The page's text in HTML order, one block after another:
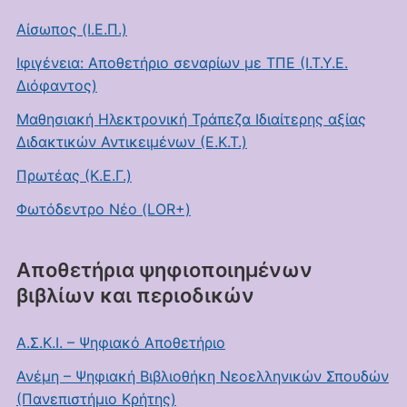
Αίσωπος (Ι.Ε.Π.)
Ιφιγένεια: Αποθετήριο σεναρίων με ΤΠΕ (Ι.Τ.Υ.Ε.
Διόφαντος)
Μαθησιακή Ηλεκτρονική Τράπεζα Ιδιαίτερης αξίας
Διδακτικών Αντικειμένων (Ε.Κ.Τ.)
Πρωτέας (Κ.Ε.Γ.)
Φωτόδεντρο Νέο (LOR+)
Αποθετήρια ψηφιοποιημένων
βιβλίων και περιοδικών
Α.Σ.Κ.Ι. – Ψηφιακό Αποθετήριο
Ανέμη – Ψηφιακή Βιβλιοθήκη Νεοελληνικών Σπουδών
(Πανεπιστήμιο Κρήτης)